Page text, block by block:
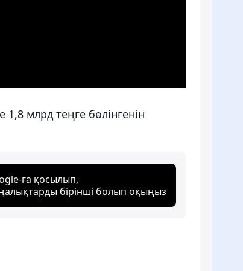
1,8 млрд теңге бөлінгенін
ға қосылып,
бірінші болып оқыңыз